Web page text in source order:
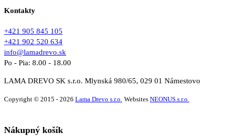
Kontakty
+421 905 845 105
+421 902 520 634
info@lamadrevo.sk
Po - Pia: 8.00 - 18.00
LAMA DREVO SK s.r.o. Mlynská 980/65, 029 01 Námestovo
Copyright © 2015 - 2026 Lama Drevo s.r.o. Websites NEONUS.s.r.o.
Nákupný košík